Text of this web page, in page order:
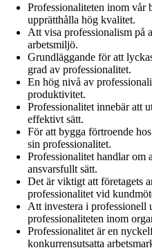
Professionaliteten inom vår
upprätthålla hög kvalitet.
Att visa professionalism på
arbetsmiljö.
Grundläggande för att
grad av professionalitet.
En hög nivå av
produktivitet.
Professionalitet innebär att
effektivt sätt.
För att bygga förtroende
sin professionalitet.
Professionalitet handlar om
ansvarsfullt sätt.
Det är viktigt att företagets
professionalitet vid
Att investera i professionell
professionaliteten inom
Professionalitet är en
konkurrensutsatta